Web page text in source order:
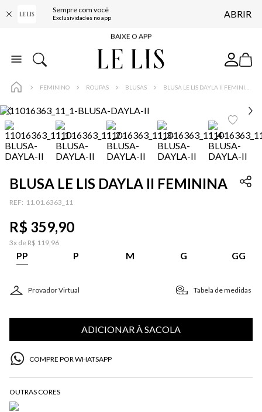
Sempre com você
Exclusividades no app ABRIR
FRETE GRÁTIS*
BAIXE O APP
10% OFF NA PRIMEIRA COMPRA*
FRETE GRÁTIS*
BAIXE O APP
10% OFF NA PRIMEIRA COMPRA*
FEMININO ROUPAS BLUSAS
BLUSA LE LIS DAYLA II FEMININA
: 11.01.6363_11
R$ 359,90
3x de R$ 119,96
PP P M G GG
Provador Virtual Tabela de medidas
ADICIONAR À SACOLA
COMPRE POR WHATSAPP